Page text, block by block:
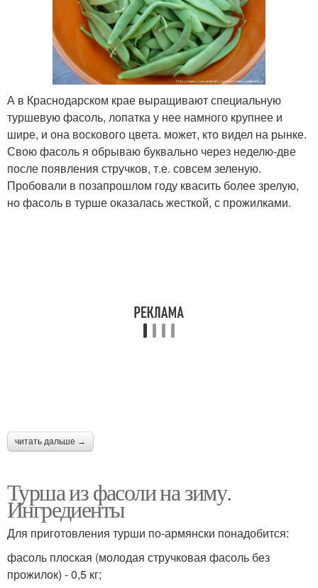
А в Краснодарском крае выращивают специальную
туршевую фасоль, лопатка у нее намного крупнее и
шире, и она воскового цвета. может, кто видел на рынке.
Свою фасоль я обрываю буквально через неделю-две
после появления стручков, т.е. совсем зеленую.
Пробовали в позапрошлом году квасить более зрелую,
но фасоль в турше оказалась жесткой, с прожилками.
читать дальше →
Турша из фасоли на зиму.
Ингредиенты
Для приготовления турши по-армянски понадобится:
фасоль плоская (молодая стручковая фасоль без
прожилок) - 0,5 кг;